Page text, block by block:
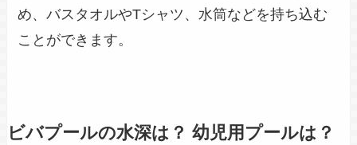
め、バスタオルやTシャツ、水筒などを持ち込む
ことができます。
ビバプールの水深は？ 幼児用プールは？